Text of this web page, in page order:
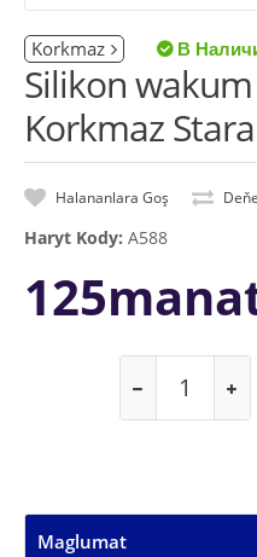
Korkmaz
Silikon
Korkmaz
Halananlara Goş
Haryt Kody: A588
Maglumat